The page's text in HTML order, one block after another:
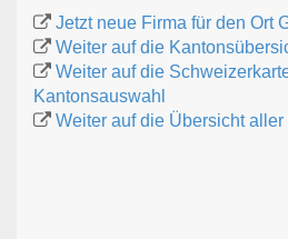
Jetzt neue Firma für den Ort
Weiter auf die
Weiter auf die
Kantonsauswahl
Weiter auf die Übersicht aller